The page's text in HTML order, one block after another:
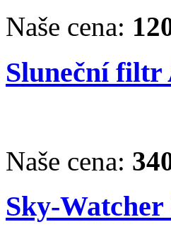
Naše cena:
Sluneční filtr
Naše cena:
Sky-